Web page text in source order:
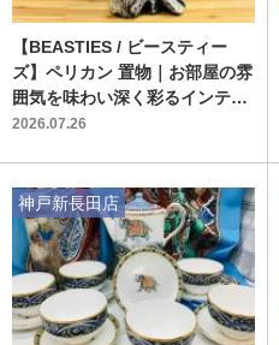
【BEASTIES / ビースティー
ズ】ペリカン 置物｜お部屋の雰
囲気を味わい深く彩るインテリ
ア雑貨
2026.07.26
神戸新長田店